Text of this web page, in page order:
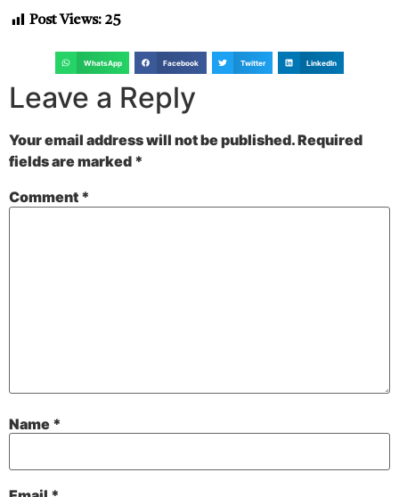
Post Views: 25
WhatsApp Facebook Twitter LinkedIn
Leave a Reply
Your email address will not be published.Required
fields are marked *
Comment *
Name *